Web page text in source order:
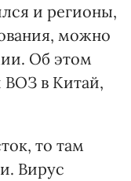
и регионы,
можно
Об этом
ВОЗ в Китай,
то там
Вирус